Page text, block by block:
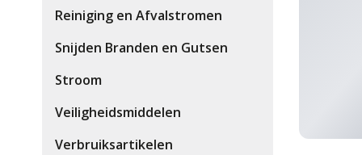
Reiniging en Afvalstromen
Snijden Branden en Gutsen
Stroom
Veiligheidsmiddelen
Verbruiksartikelen